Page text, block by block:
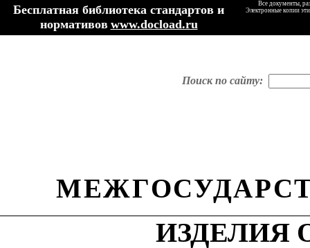
Бесплатная библиотека стандартов и
нормативов www.docload.ru
Все документы,
Электронные копии
Поиск по сайту:
ИЗДЕЛИЯ